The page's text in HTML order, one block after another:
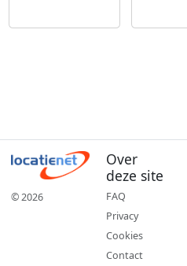
© 2026
Over
deze site
FAQ
Privacy
Cookies
Contact